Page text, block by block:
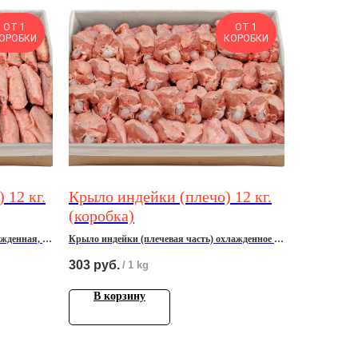
ОТ 1
12 кг.
12
ОТ 1
КОРОБКИ
Крыло индейки (плечо) 12 кг.
(коробка)
Крыло индейки (плечевая часть) охлажденное в
303 руб. / 1 kg
В корзину